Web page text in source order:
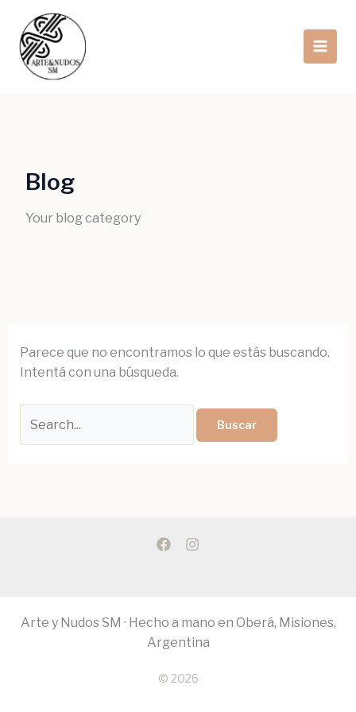
contenido
Blog
Your blog category
Parece que no encontramos lo que estás buscando.
Intentá con una búsqueda.
Buscar
por:
Arte y Nudos SM · Hecho a mano en Oberá, Misiones,
Argentina
© 2026